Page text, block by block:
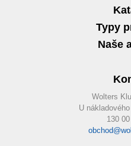
Typy
Naše
Wolters
U
130